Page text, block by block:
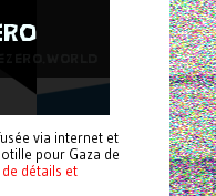
via internet et
pour Gaza de
détails et